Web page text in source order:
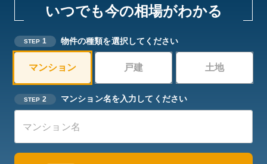
いつでも今の相場がわかる
STEP 1 物件の種類を選択してください
マンション 戸建 土地
STEP 2 マンション名を入力してください